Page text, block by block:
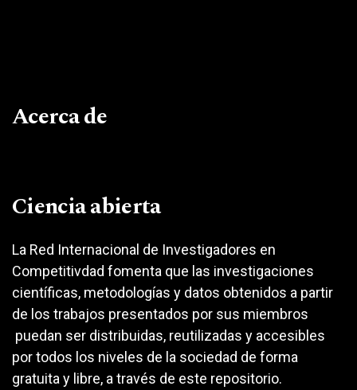
Acerca de
Ciencia abierta
La Red Internacional de Investigadores en
Competitivdad fomenta que las investigaciones
científicas, metodologías y datos obtenidos a partir
de los trabajos presentados por sus miembros
puedan ser distribuidas, reutilizadas y accesibles
por todos los niveles de la sociedad de forma
gratuita y libre, a través de este repositorio.